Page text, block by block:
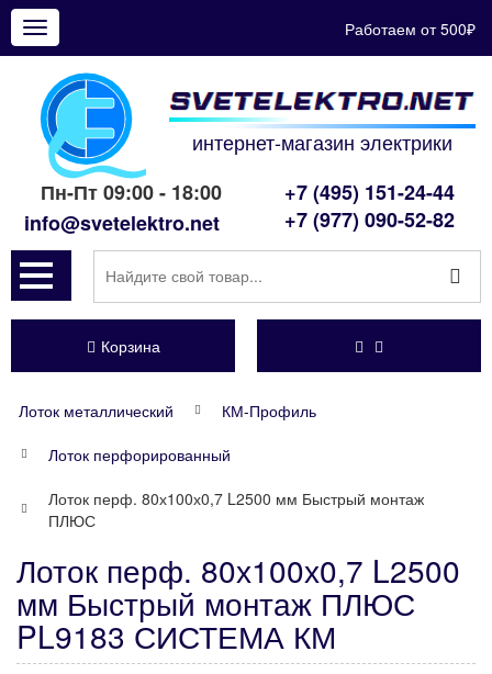
Показать
меню
Работаем от 500₽
интернет-магазин электрики
Пн-Пт 09:00 - 18:00
info@svetelektro.net
+7 (495) 151-24-44
+7 (977) 090-52-82
Корзина
Лоток металлический
КМ-Профиль
Лоток перфорированный
Лоток перф. 80х100х0,7 L2500 мм Быстрый монтаж
ПЛЮС
Лоток перф. 80х100х0,7 L2500
мм Быстрый монтаж ПЛЮС
PL9183 СИСТЕМА КМ